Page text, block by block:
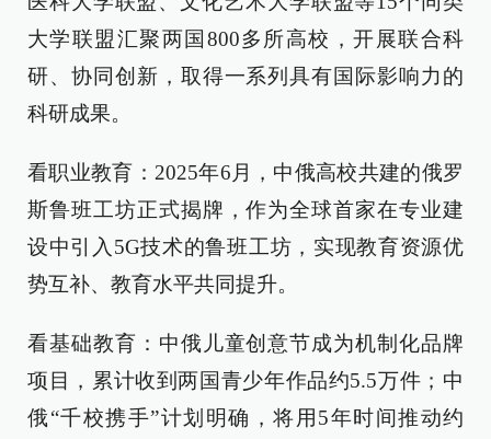
大学联盟汇聚两国800多所高校，开展联合科
研、协同创新，取得一系列具有国际影响力的
科研成果。
看职业教育：2025年6月，中俄高校共建的俄罗
斯鲁班工坊正式揭牌，作为全球首家在专业建
设中引入5G技术的鲁班工坊，实现教育资源优
势互补、教育水平共同提升。
看基础教育：中俄儿童创意节成为机制化品牌
项目，累计收到两国青少年作品约5.5万件；中
俄“千校携手”计划明确，将用5年时间推动约